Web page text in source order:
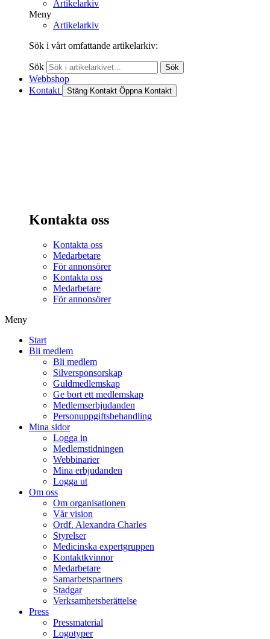
Artikelarkiv
Meny
Artikelarkiv
Sök i vårt omfattande artikelarkiv:
Sök Sök
Webbshop
Kontakt
Stäng Kontakt Öppna Kontakt
Kontakta oss
Kontakta oss
Medarbetare
För annonsörer
Kontakta oss
Medarbetare
För annonsörer
Meny
Start
Bli medlem
Bli medlem
Silversponsorskap
Guldmedlemskap
Ge bort ett medlemskap
Medlemserbjudanden
Personuppgiftsbehandling
Mina sidor
Logga in
Medlemstidningen
Webbinarier
Mina erbjudanden
Logga ut
Om oss
Om organisationen
Vår vision
Ordf. Alexandra Charles
Styrelser
Medicinska expertgruppen
Kontaktkvinnor
Medarbetare
Samarbetspartners
Stadgar
Verksamhetsberättelse
Press
Pressmaterial
Logotyper